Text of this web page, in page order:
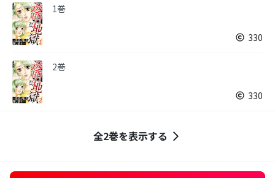
1巻
330
2巻
330
全2巻を表示する